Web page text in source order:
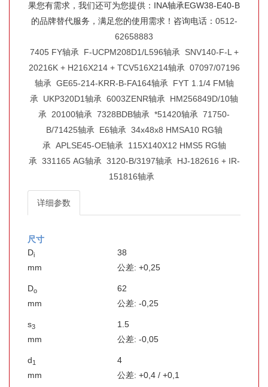
果您有需求，我们还可为您提供：INA轴承EGW38-E40-B
的品牌替代服务，满足您的使用需求！咨询电话： 0512-
62658883
7405 FY轴承 F-UCPM208D1/L596轴承 SNV140-F-L +
20216K + H216X214 + TCV516X214轴承 07097/07196
轴承 GE65-214-KRR-B-FA164轴承 FYT 1.1/4 FM轴
承 UKP320D1轴承 6003ZENR轴承 HM256849D/10轴
承 20100轴承 7328BDB轴承 *51420轴承 71750-
B/71425轴承 E6轴承 34x48x8 HMSA10 RG轴
承 APLSE45-OE轴承 115X140X12 HMS5 RG轴
承 331165 AG轴承 3120-B/3197轴承 HJ-182616 + IR-
151816轴承
详细参数
尺寸
Di
38
mm
公差: +0,25
Do
62
mm
公差: -0,25
s3
1.5
mm
公差: -0,05
d1
4
mm
公差: +0,4 / +0,1